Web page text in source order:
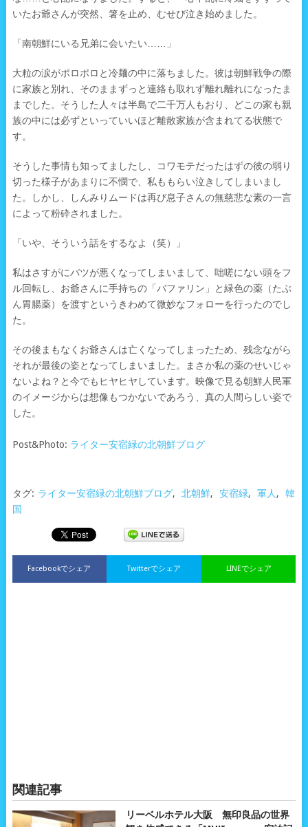
いたお爺さんが突然、箸を止め、むせび泣き始めました。
「南朝鮮にいる兄弟に会いたい……」
大粒の涙がポロポロと冷麺の中に落ちました。彼は朝鮮戦争の際
に家族と別れ、そのままずっと連絡も取れず離れ離れになったま
までした。そうした人々は半島で二千万人もおり、どこの家も親
族の中には必ずといっていいほど離散家族が含まれてる状態で
す。
そうした事情も知ってましたし、コワモテだったはずの彼の弱り
切った様子があまりに不憫で、私ももらい泣きしてしまいまし
た。しかし、しんみりムードは再び息子さんの無慈悲な素の一言
によって粉砕されました。
「いや、そういう話をするなよ（笑）」
私はさすがにバツが悪くなってしまいまして、咄嗟にない頭をフ
ル回転し、お爺さんに手持ちの「バファリン」と緑色の薬（たぶ
ん胃腸薬）を渡すというきわめて微妙なフォローを行ったのでし
た。
その後まもなくお爺さんは亡くなってしまったため、残念ながら
それが最後の姿となってしまいました。まさか私の薬のせいじゃ
ないよね？と今でもヒヤヒヤしています。映像で見る朝鮮人民軍
のイメージからは想像もつかないであろう、真の人間らしい姿で
した。
Post&Photo: ライター安宿緑の北朝鮮ブログ
タグ: ライター安宿緑の北朝鮮ブログ, 北朝鮮, 安宿緑, 軍人 ,
韓
国
Facebookでシェア LINEでシェア
Twitterでシェア
関連記事
リーベルホテル大阪 無印良品の世界